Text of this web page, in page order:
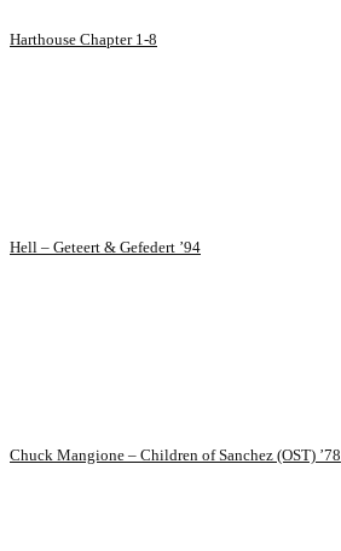
Harthouse Chapter 1-8
Hell – Geteert & Gefedert ’94
Chuck Mangione – Children of Sanchez (OST) ’78